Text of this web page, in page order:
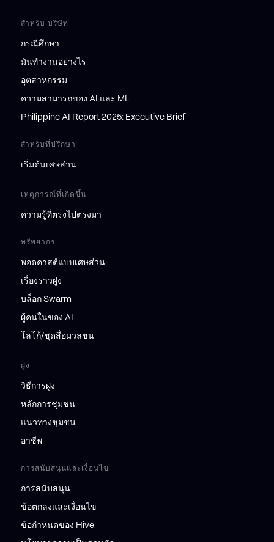
สำหรับ บริษัท
กรณีศึกษา
มันทำงานอย่างไร
อุตสาหกรรม
ความสามารถของ AI และ ML
Philippine AI Report 2025: Executive Brief
สำหรับที่ปรึกษา
เริ่มต้นเศษส่วน
เหตุการณ์ที่เกิดขึ้น
ความรู้ที่ตรงไปตรงมา
ทรัพยากร
พอดคาสต์แบบเศษส่วน
เรื่องราวฝูง
บล็อก Swarm
ผู้คนในของ AI
โลโก้/ชุดสื่อมวลชน
ฝูง
วิธีการฝูง
หลักการชุมชน
แนวทางชุมชน
อาชีพ
การสนับสนุนและเงื่อนไข
การสนับสนุน
ข้อตกลงและเงื่อนไข
ข้อกำหนดของ Hive